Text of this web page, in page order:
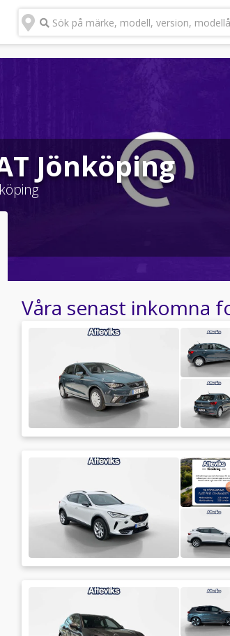
Sök på märke, modell, version,
Jönköping
Våra senast inkomna